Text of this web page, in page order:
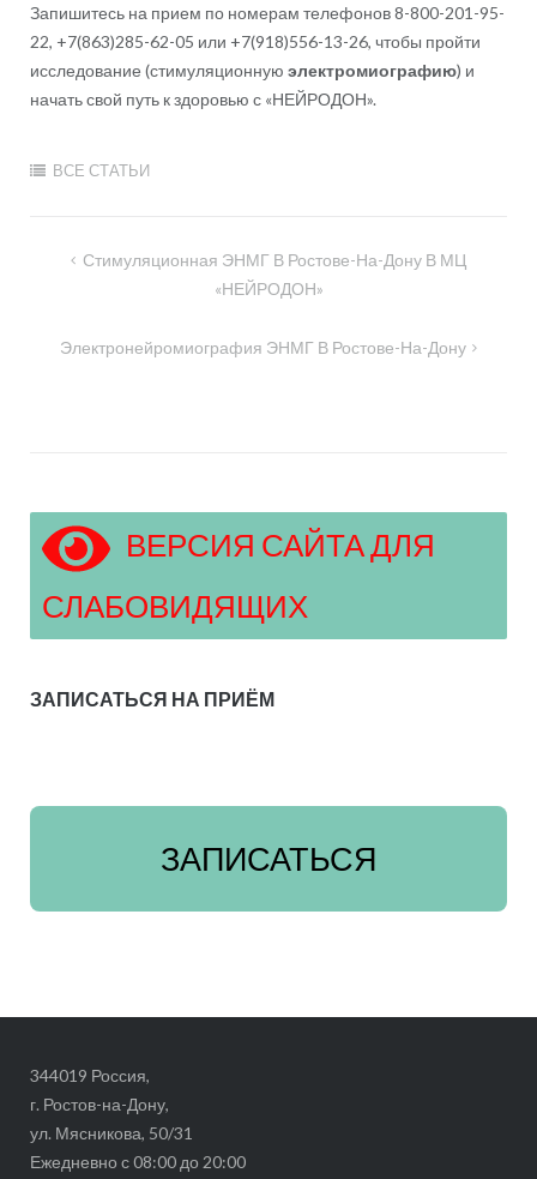
Запишитесь на прием по номерам телефонов 8-800-201-95-
22, +7(863)285-62-05 или +7(918)556-13-26, чтобы пройти
исследование (стимуляционную электромиографию) и
начать свой путь к здоровью с «НЕЙРОДОН».
ВСЕ СТАТЬИ
Навигация
Стимуляционная ЭНМГ В Ростове-На-Дону В МЦ
«НЕЙРОДОН»
Электронейромиография ЭНМГ В Ростове-На-Дону
ВЕРСИЯ САЙТА ДЛЯ
СЛАБОВИДЯЩИХ
ЗАПИСАТЬСЯ НА ПРИЁМ
ЗАПИСАТЬСЯ
344019 Россия,
г. Ростов-на-Дону,
ул. Мясникова, 50/31
Ежедневно с 08:00 до 20:00